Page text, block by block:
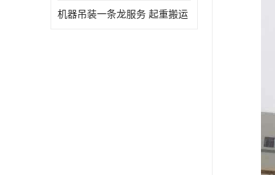
机器吊装一条龙服务 起重搬运